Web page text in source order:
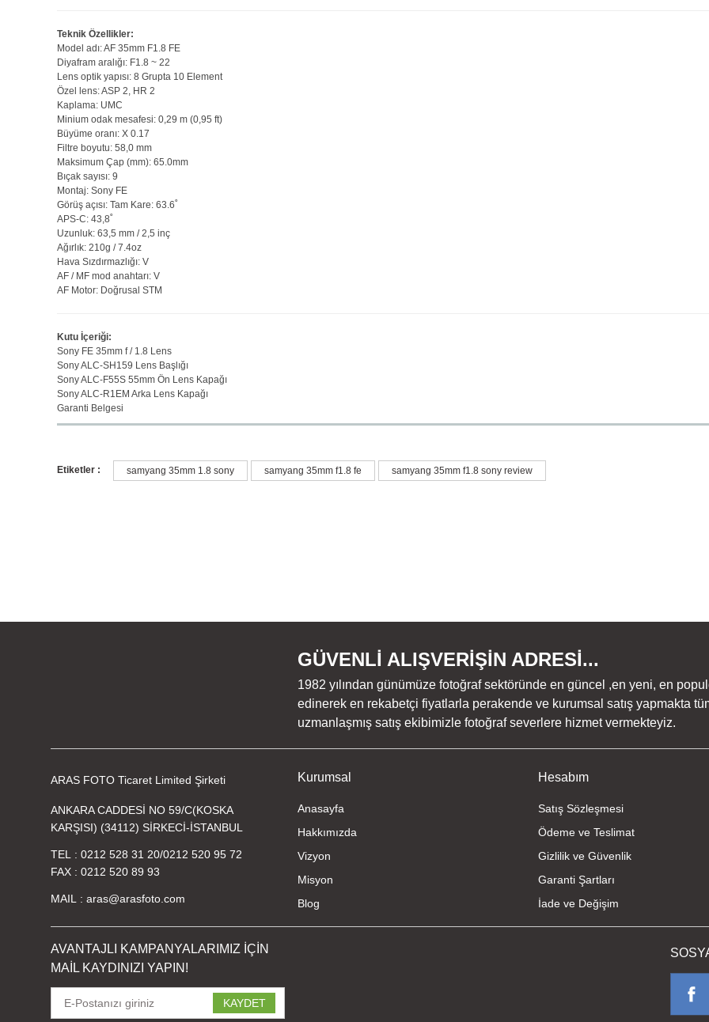
Teknik Özellikler:
Model adı: AF 35mm F1.8 FE
Diyafram aralığı: F1.8 ~ 22
Lens optik yapısı: 8 Grupta 10 Element
Özel lens: ASP 2, HR 2
Kaplama: UMC
Minium odak mesafesi: 0,29 m (0,95 ft)
Büyüme oranı: X 0.17
Filtre boyutu: 58,0 mm
Maksimum Çap (mm): 65.0mm
Bıçak sayısı: 9
Montaj: Sony FE
Görüş açısı: Tam Kare: 63.6˚
APS-C: 43,8˚
Uzunluk: 63,5 mm / 2,5 inç
Ağırlık: 210g / 7.4oz
Hava Sızdırmazlığı: V
AF / MF mod anahtarı: V
AF Motor: Doğrusal STM
Kutu İçeriği:
Sony FE 35mm f / 1.8 Lens
Sony ALC-SH159 Lens Başlığı
Sony ALC-F55S 55mm Ön Lens Kapağı
Sony ALC-R1EM Arka Lens Kapağı
Garanti Belgesi
Etiketler : samyang 35mm 1.8 sony samyang 35mm f1.8 fe samyang 35mm f1.8 sony review
GÜVENLİ ALIŞVERİŞİN ADRESİ...
1982 yılından günümüze fotoğraf sektöründe en güncel ,en yeni, en
edinerek en rekabetçi fiyatlarla perakende ve kurumsal satış yapmakta
uzmanlaşmış satış ekibimizle fotoğraf severlere hizmet vermekteyiz.
ARAS FOTO Ticaret Limited Şirketi
ANKARA CADDESİ NO 59/C(KOSKA
KARŞISI) (34112) SİRKECİ-İSTANBUL
TEL 0212 528 31 20/0212 520 95 72
FAX
0212 520 89 93
MAIL aras@arasfoto.com
Kurumsal
Anasayfa
Hakkımızda
Vizyon
Misyon
Blog
Hesabım
Satış Sözleşmesi
Ödeme ve Teslimat
Gizlilik ve Güvenlik
Garanti Şartları
İade ve Değişim
AVANTAJLI KAMPANYALARIMIZ İÇİN
MAİL KAYDINIZI YAPIN!
KAYDET